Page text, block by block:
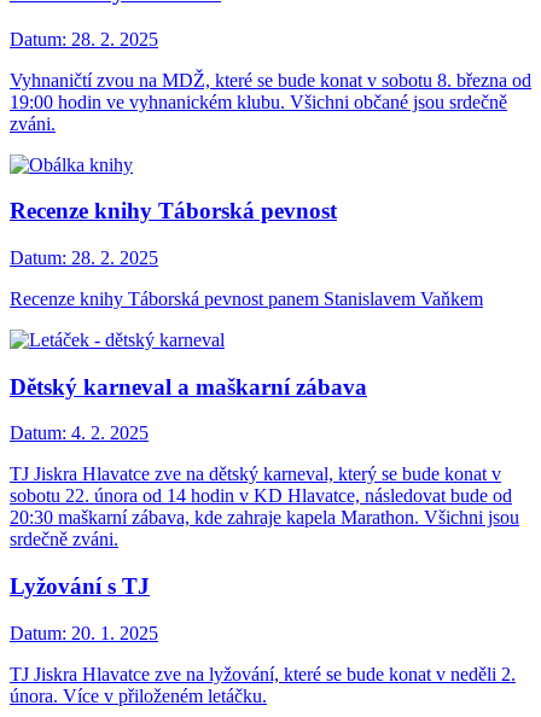
Datum: 28. 2. 2025
Vyhnaničtí zvou na MDŽ, které se bude konat v sobotu 8. března od
19:00 hodin ve vyhnanickém klubu. Všichni občané jsou srdečně
zváni.
Recenze knihy Táborská pevnost
Datum: 28. 2. 2025
Recenze knihy Táborská pevnost panem Stanislavem Vaňkem
Dětský karneval a maškarní zábava
Datum: 4. 2. 2025
TJ Jiskra Hlavatce zve na dětský karneval, který se bude konat v
sobotu 22. února od 14 hodin v KD Hlavatce, následovat bude od
20:30 maškarní zábava, kde zahraje kapela Marathon. Všichni jsou
srdečně zváni.
Lyžování s TJ
Datum: 20. 1. 2025
TJ Jiskra Hlavatce zve na lyžování, které se bude konat v neděli 2.
února. Více v přiloženém letáčku.